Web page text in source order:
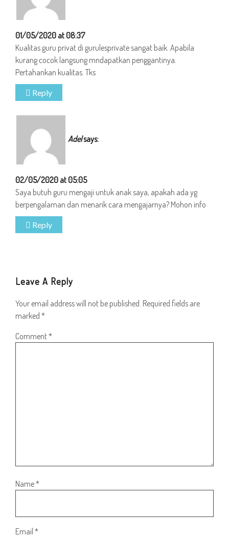
01/05/2020 at 08:37
Kualitas guru privat di gurulesprivate sangat baik. Apabila
kurang cocok langsung mndapatkan penggantinya.
Pertahankan kualitas. Tks
Reply
Adelsays:
02/05/2020 at 05:05
Saya butuh guru mengaji untuk anak saya, apakah ada yg
berpengalaman dan menarik cara mengajarnya? Mohon info
Reply
Leave A Reply
Your email address will not be published. Required fields are
marked *
Comment*
Name*
Email *